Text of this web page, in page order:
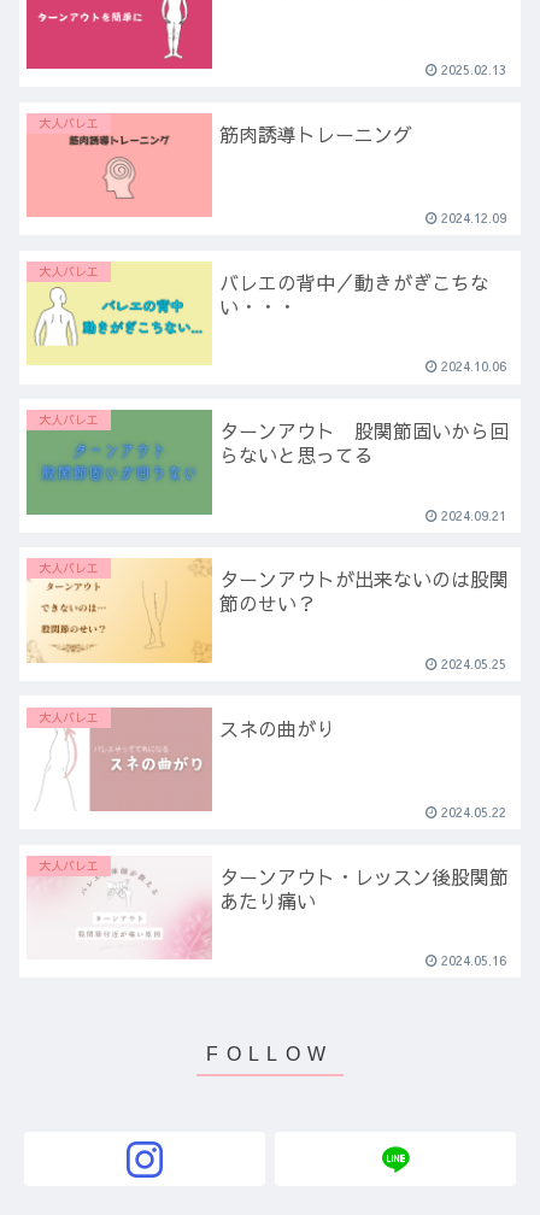
2025.02.13
大人バレエ 筋肉誘導トレーニング
2024.12.09
大人バレエ
バレエの背中／動きがぎこちな
い・・・
2024.10.06
大人バレエ
ターンアウト 股関節固いから回
らないと思ってる
2024.09.21
大人バレエ
ターンアウトが出来ないのは股関
節のせい？
2024.05.25
大人バレエ スネの曲がり
2024.05.22
大人バレエ
ターンアウト・レッスン後股関節
あたり痛い
2024.05.16